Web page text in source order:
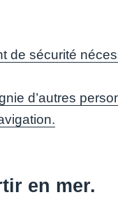
de sécurité
d’autres
en mer.